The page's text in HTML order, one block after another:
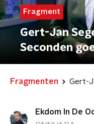
Fragment
Gert-Jan
Seconden
Fragmenten
Ekdom In De